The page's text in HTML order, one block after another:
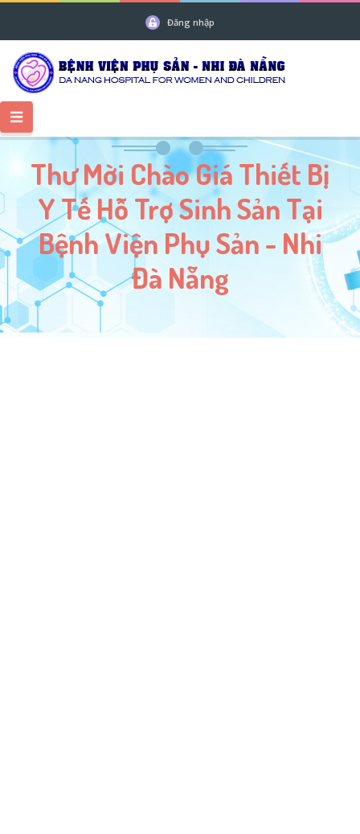
Đăng nhập
Thư Mời Chào Giá Thiết Bị
Y Tế Hỗ Trợ Sinh Sản Tại
Bệnh Viện Phụ Sản - Nhi
Đà Nẵng